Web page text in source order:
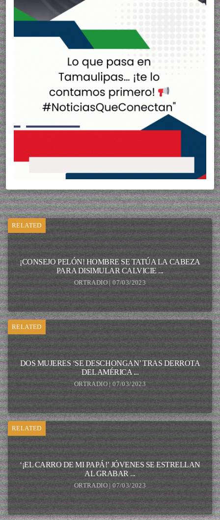
RELATED
¡CONSEJO PELÓN! HOMBRE SE TATÚA LA CABEZA
PARA DISIMULAR CALVICIE ...
ORTRADIO | 07/03/2023
RELATED
DOS MUJERES ‘SE DESCHONGAN’ TRAS DERROTA
DEL AMÉRICA ...
ORTRADIO | 07/03/2023
RELATED
‘¡EL CARRO DE MI PAPÁ!’ JÓVENES SE ESTRELLAN
AL GRABAR ...
ORTRADIO | 07/03/2023